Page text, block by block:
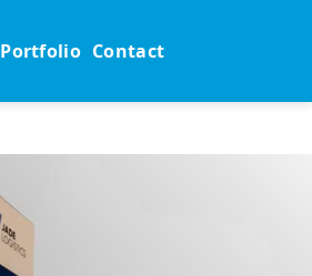
Portfolio Contact